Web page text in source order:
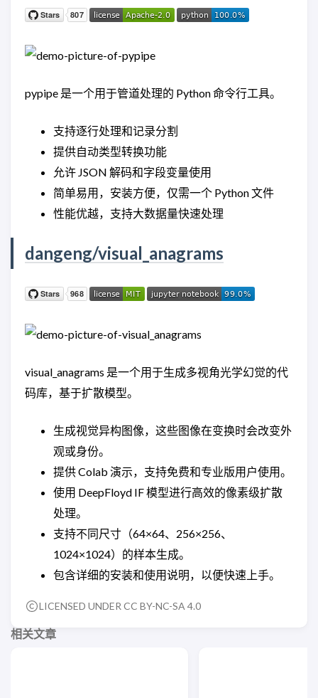
pypipe 是一个用于管道处理的 Python 命令行工具。
支持逐行处理和记录分割
提供自动类型转换功能
允许 JSON 解码和字段变量使用
简单易用，安装方便，仅需一个 Python 文件
性能优越，支持大数据量快速处理
dangeng/visual_anagrams
visual_anagrams 是一个用于生成多视角光学幻觉的代
码库，基于扩散模型。
生成视觉异构图像，这些图像在变换时会改变外
观或身份。
提供 Colab 演示，支持免费和专业版用户使用。
使用 DeepFloyd IF 模型进行高效的像素级扩散
处理。
支持不同尺寸（64×64、256×256、
1024×1024）的样本生成。
包含详细的安装和使用说明，以便快速上手。
LICENSED UNDER CC BY-NC-SA 4.0
相关文章